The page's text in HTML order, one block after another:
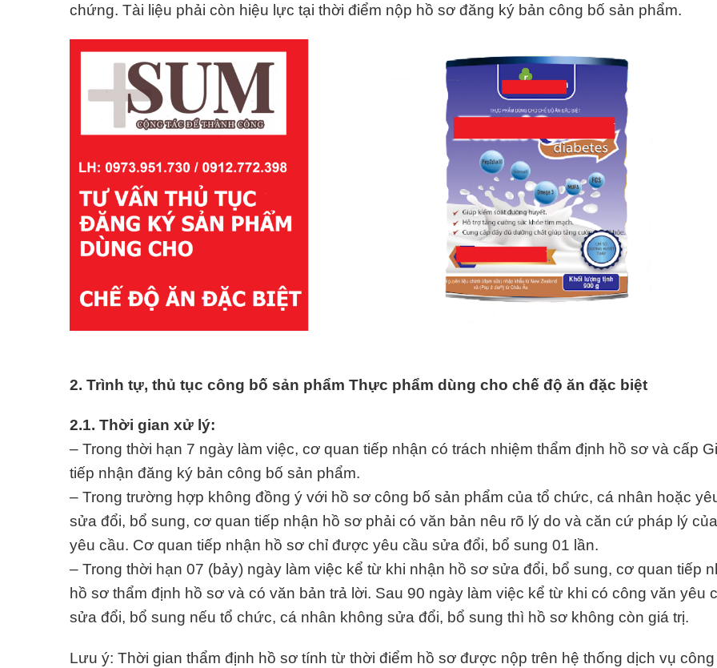
chứng. Tài liệu phải còn hiệu lực tại thời điểm nộp hồ sơ đăng ký bản công bố sản phẩm.
2. Trình tự, thủ tục công bố sản phẩm Thực phẩm dùng cho chế độ ăn đặc biệt
2.1. Thời gian xử lý:
– Trong thời hạn 7 ngày làm việc, cơ quan tiếp nhận có trách nhiệm thẩm định hồ sơ và cấp
tiếp nhận đăng ký bản công bố sản phẩm.
– Trong trường hợp không đồng ý với hồ sơ công bố sản phẩm của tổ chức, cá nhân hoặc
sửa đổi, bổ sung, cơ quan tiếp nhận hồ sơ phải có văn bản nêu rõ lý do và căn cứ pháp lý
yêu cầu. Cơ quan tiếp nhận hồ sơ chỉ được yêu cầu sửa đổi, bổ sung 01 lần.
– Trong thời hạn 07 (bảy) ngày làm việc kể từ khi nhận hồ sơ sửa đổi, bổ sung, cơ quan tiếp
hồ sơ thẩm định hồ sơ và có văn bản trả lời. Sau 90 ngày làm việc kể từ khi có công văn yêu
sửa đổi, bổ sung nếu tổ chức, cá nhân không sửa đổi, bổ sung thì hồ sơ không còn giá trị.
Lưu ý: Thời gian thẩm định hồ sơ tính từ thời điểm hồ sơ được nộp trên hệ thống dịch vụ